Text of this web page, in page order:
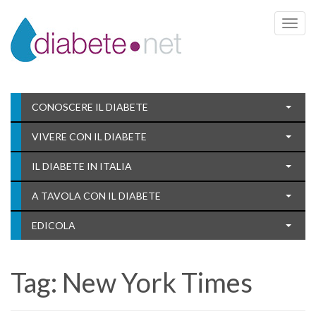
Toggle
CONOSCERE IL DIABETE
VIVERE CON IL DIABETE
IL DIABETE IN ITALIA
A TAVOLA CON IL DIABETE
EDICOLA
Tag: New York Times